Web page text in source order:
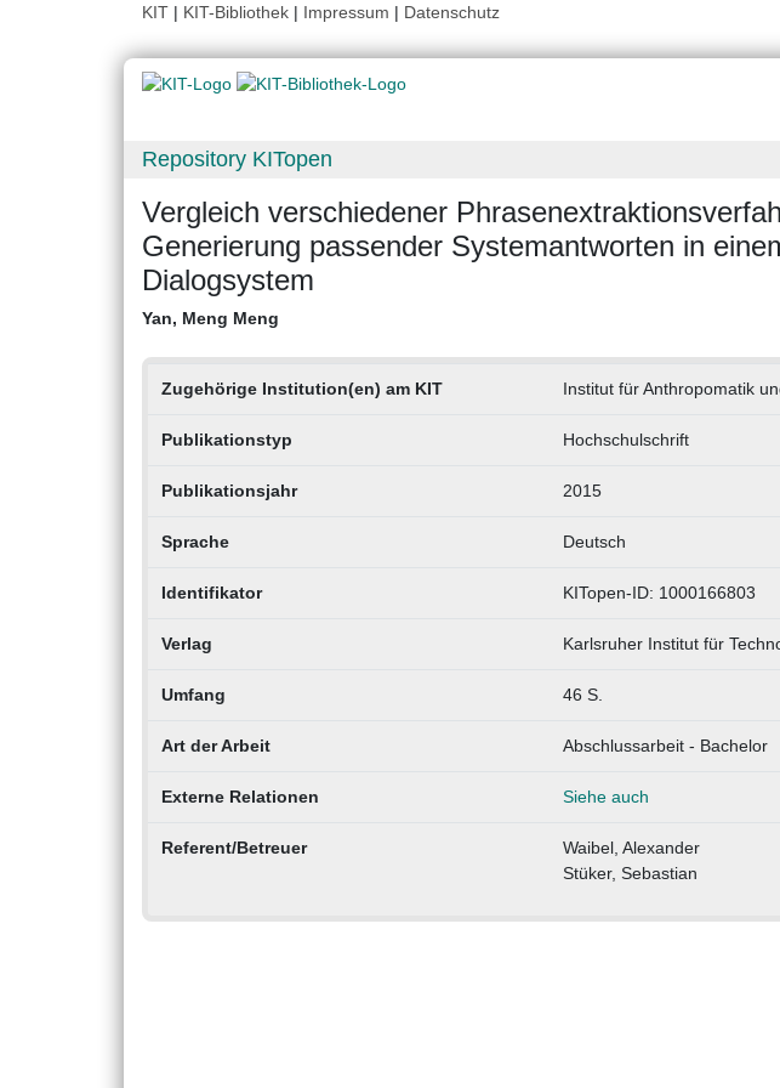
KIT | KIT-Bibliothek | Impressum | Datenschutz
Repository KITopen
Vergleich verschiedener
Generierung passender Systemantworten in
Dialogsystem
Yan, Meng Meng
Zugehörige Institution(en) am KIT Institut für Anthropomatik
Publikationstyp Hochschulschrift
Publikationsjahr 2015
Sprache Deutsch
Identifikator KITopen-ID: 1000166803
Verlag Karlsruher Institut für
Umfang 46 S.
Art der Arbeit Abschlussarbeit - Bachelor
Externe Relationen Siehe auch
Referent/Betreuer
Waibel, Alexander
Stüker, Sebastian